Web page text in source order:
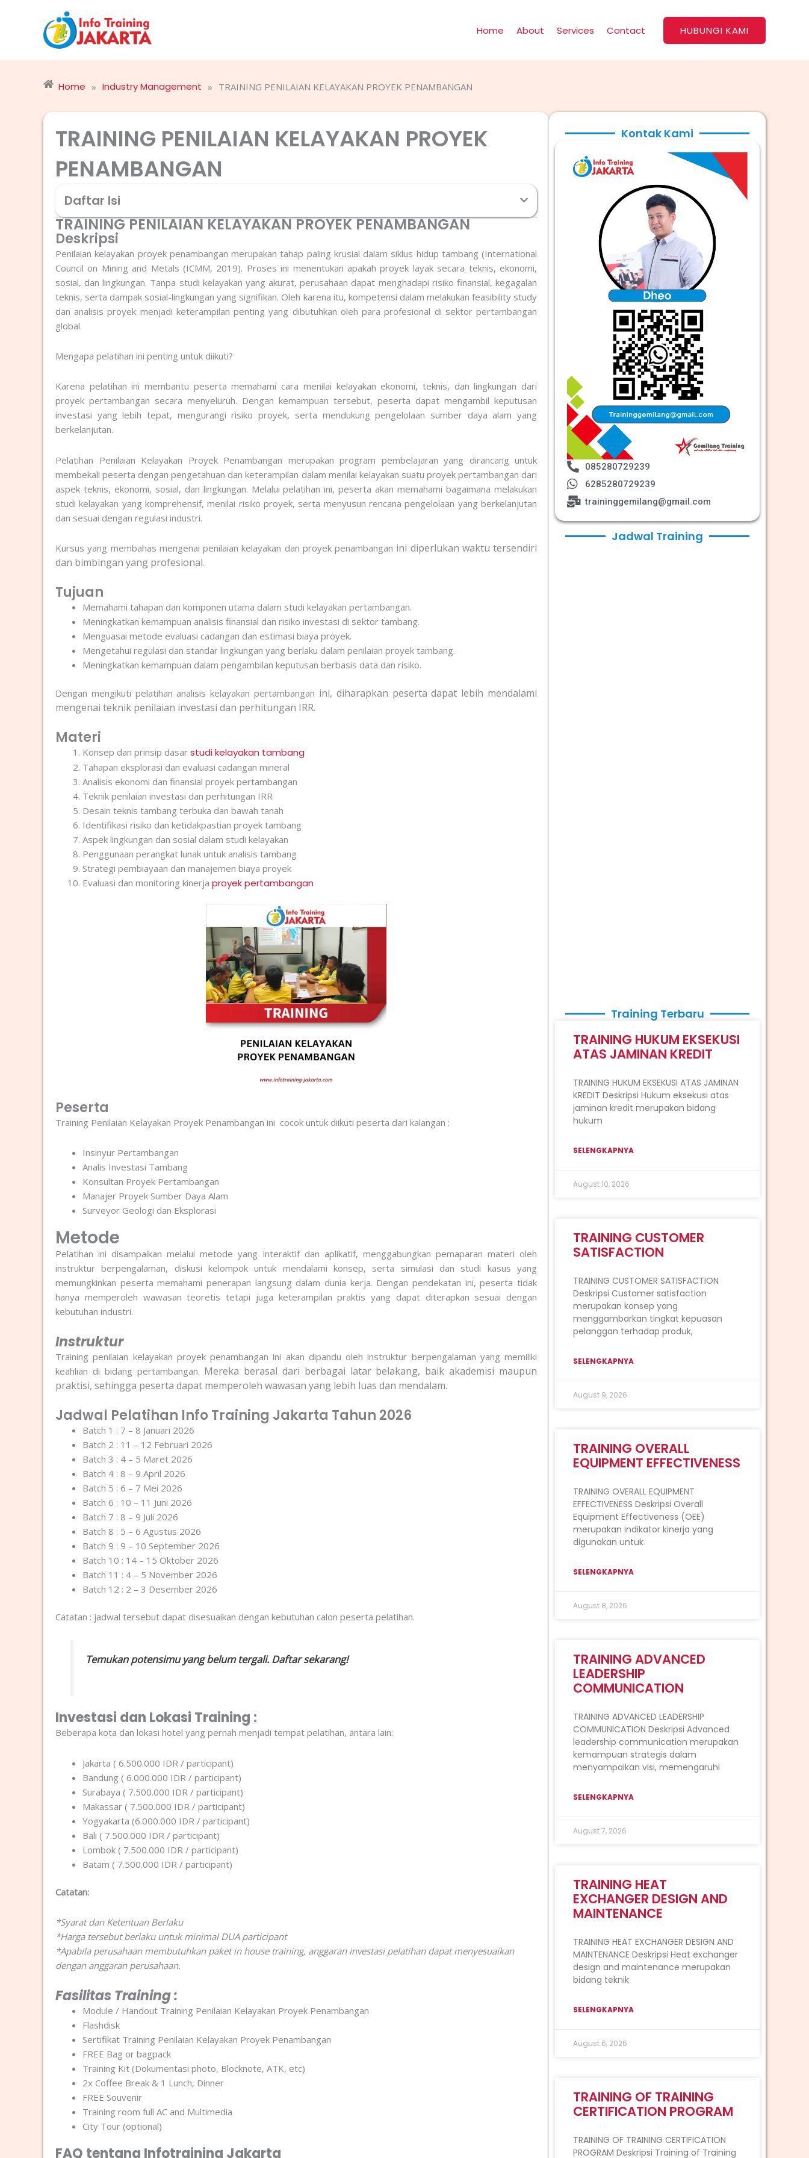
Home About Services Contact HUBUNGI KAMI
Home » Industry Management » TRAINING PENILAIAN KELAYAKAN PROYEK PENAMBANGAN
TRAINING PENILAIAN KELAYAKAN PROYEK
PENAMBANGAN
Daftar Isi
TRAINING PENILAIAN KELAYAKAN PROYEK PENAMBANGAN
Deskripsi
Penilaian kelayakan proyek penambangan merupakan tahap paling krusial dalam siklus hidup tambang (International
Council on Mining and Metals (ICMM, 2019). Proses ini menentukan apakah proyek layak secara teknis, ekonomi,
sosial, dan lingkungan. Tanpa studi kelayakan yang akurat, perusahaan dapat menghadapi risiko finansial, kegagalan
teknis, serta dampak sosial-lingkungan yang signifikan. Oleh karena itu, kompetensi dalam melakukan feasibility study
dan analisis proyek menjadi keterampilan penting yang dibutuhkan oleh para profesional di sektor pertambangan
global.
Mengapa pelatihan ini penting untuk diikuti?
Karena pelatihan ini membantu peserta memahami cara menilai kelayakan ekonomi, teknis, dan lingkungan dari
proyek pertambangan secara menyeluruh. Dengan kemampuan tersebut, peserta dapat mengambil keputusan
investasi yang lebih tepat, mengurangi risiko proyek, serta mendukung pengelolaan sumber daya alam yang
berkelanjutan.
Pelatihan Penilaian Kelayakan Proyek Penambangan merupakan program pembelajaran yang dirancang untuk
membekali peserta dengan pengetahuan dan keterampilan dalam menilai kelayakan suatu proyek pertambangan dari
aspek teknis, ekonomi, sosial, dan lingkungan. Melalui pelatihan ini, peserta akan memahami bagaimana melakukan
studi kelayakan yang komprehensif, menilai risiko proyek, serta menyusun rencana pengelolaan yang berkelanjutan
dan sesuai dengan regulasi industri.
Kursus yang membahas mengenai penilaian kelayakan dan proyek penambangan ini diperlukan waktu tersendiri
dan bimbingan yang profesional.
Tujuan
Memahami tahapan dan komponen utama dalam studi kelayakan pertambangan.
Meningkatkan kemampuan analisis finansial dan risiko investasi di sektor tambang.
Menguasai metode evaluasi cadangan dan estimasi biaya proyek.
Mengetahui regulasi dan standar lingkungan yang berlaku dalam penilaian proyek tambang.
Meningkatkan kemampuan dalam pengambilan keputusan berbasis data dan risiko.
Dengan mengikuti pelatihan analisis kelayakan pertambangan ini, diharapkan peserta dapat lebih mendalami
mengenai teknik penilaian investasi dan perhitungan IRR.
Materi
Konsep dan prinsip dasar studi kelayakan tambang
Tahapan eksplorasi dan evaluasi cadangan mineral
Analisis ekonomi dan finansial proyek pertambangan
Teknik penilaian investasi dan perhitungan IRR
Desain teknis tambang terbuka dan bawah tanah
Identifikasi risiko dan ketidakpastian proyek tambang
Aspek lingkungan dan sosial dalam studi kelayakan
Penggunaan perangkat lunak untuk analisis tambang
Strategi pembiayaan dan manajemen biaya proyek
Evaluasi dan monitoring kinerja proyek pertambangan
Peserta
Training Penilaian Kelayakan Proyek Penambangan ini cocok untuk diikuti peserta dari kalangan :
Insinyur Pertambangan
Analis Investasi Tambang
Konsultan Proyek Pertambangan
Manajer Proyek Sumber Daya Alam
Surveyor Geologi dan Eksplorasi
Metode
Pelatihan ini disampaikan melalui metode yang interaktif dan aplikatif, menggabungkan pemaparan materi oleh
instruktur berpengalaman, diskusi kelompok untuk mendalami konsep, serta simulasi dan studi kasus yang
memungkinkan peserta memahami penerapan langsung dalam dunia kerja. Dengan pendekatan ini, peserta tidak
hanya memperoleh wawasan teoretis tetapi juga keterampilan praktis yang dapat diterapkan sesuai dengan
kebutuhan industri.
Instruktur
Training penilaian kelayakan proyek penambangan ini akan dipandu oleh instruktur berpengalaman yang memiliki
keahlian di bidang pertambangan. Mereka berasal dari berbagai latar belakang, baik akademisi maupun
praktisi, sehingga peserta dapat memperoleh wawasan yang lebih luas dan mendalam.
Jadwal Pelatihan Info Training Jakarta Tahun 2026
Batch 1 : 7 – 8 Januari 2026
Batch 2 : 11 – 12 Februari 2026
Batch 3 : 4 – 5 Maret 2026
Batch 4 : 8 – 9 April 2026
Batch 5 : 6 – 7 Mei 2026
Batch 6 : 10 – 11 Juni 2026
Batch 7 : 8 – 9 Juli 2026
Batch 8 : 5 – 6 Agustus 2026
Batch 9 : 9 – 10 September 2026
Batch 10 : 14 – 15 Oktober 2026
Batch 11 : 4 – 5 November 2026
Batch 12 : 2 – 3 Desember 2026
Catatan : jadwal tersebut dapat disesuaikan dengan kebutuhan calon peserta pelatihan.
Temukan potensimu yang belum tergali. Daftar sekarang!
Investasi dan Lokasi Training :
Beberapa kota dan lokasi hotel yang pernah menjadi tempat pelatihan, antara lain:
Jakarta ( 6.500.000 IDR / participant)
Bandung ( 6.000.000 IDR / participant)
Surabaya ( 7.500.000 IDR / participant)
Makassar ( 7.500.000 IDR / participant)
Yogyakarta (6.000.000 IDR / participant)
Bali ( 7.500.000 IDR / participant)
Lombok ( 7.500.000 IDR / participant)
Batam ( 7.500.000 IDR / participant)
Catatan:
*Syarat dan Ketentuan Berlaku
*Harga tersebut berlaku untuk minimal DUA participant
*Apabila perusahaan membutuhkan paket in house training, anggaran investasi pelatihan dapat menyesuaikan
dengan anggaran perusahaan.
Fasilitas Training :
Module / Handout Training Penilaian Kelayakan Proyek Penambangan
Flashdisk
Sertifikat Training Penilaian Kelayakan Proyek Penambangan
FREE Bag or bagpack
Training Kit (Dokumentasi photo, Blocknote, ATK, etc)
2x Coffee Break & 1 Lunch, Dinner
FREE Souvenir
Training room full AC and Multimedia
City Tour (optional)
FAQ tentang Infotraining Jakarta
Kontak Kami
085280729239
6285280729239
traininggemilang@gmail.com
Jadwal Training
Training Terbaru
TRAINING HUKUM EKSEKUSI
ATAS JAMINAN KREDIT
TRAINING HUKUM EKSEKUSI ATAS JAMINAN
KREDIT Deskripsi Hukum eksekusi atas
jaminan kredit merupakan bidang
hukum
SELENGKAPNYA
August 10, 2026
TRAINING CUSTOMER
SATISFACTION
TRAINING CUSTOMER SATISFACTION
Deskripsi Customer satisfaction
merupakan konsep yang
menggambarkan tingkat kepuasan
pelanggan terhadap produk,
SELENGKAPNYA
August 9, 2026
TRAINING OVERALL
EQUIPMENT EFFECTIVENESS
TRAINING OVERALL EQUIPMENT
EFFECTIVENESS Deskripsi Overall
Equipment Effectiveness (OEE)
merupakan indikator kinerja yang
digunakan untuk
SELENGKAPNYA
August 8, 2026
TRAINING ADVANCED
LEADERSHIP
COMMUNICATION
TRAINING ADVANCED LEADERSHIP
COMMUNICATION Deskripsi Advanced
leadership communication merupakan
kemampuan strategis dalam
menyampaikan visi, memengaruhi
SELENGKAPNYA
August 7, 2026
TRAINING HEAT
EXCHANGER DESIGN AND
MAINTENANCE
TRAINING HEAT EXCHANGER DESIGN AND
MAINTENANCE Deskripsi Heat exchanger
design and maintenance merupakan
bidang teknik
SELENGKAPNYA
August 6, 2026
TRAINING OF TRAINING
CERTIFICATION PROGRAM
TRAINING OF TRAINING CERTIFICATION
PROGRAM Deskripsi Training of Training